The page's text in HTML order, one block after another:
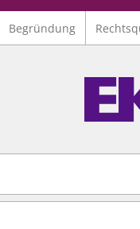
Begründung
Pfarrer*, findet
Sie in unserer Hilfe.